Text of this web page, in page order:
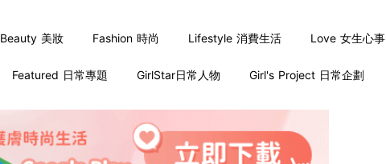
Beauty 美妝 Fashion 時尚 Lifestyle 消費生活 Love 女生心事
Featured 日常專題 GirlStar日常人物 Girl's Project 日常企劃